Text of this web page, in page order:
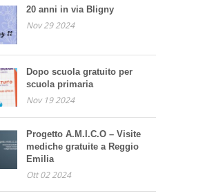
20 anni in via Bligny
Nov 29 2024
Dopo scuola gratuito per
scuola primaria
Nov 19 2024
Progetto A.M.I.C.O – Visite
mediche gratuite a Reggio
Emilia
Ott 02 2024